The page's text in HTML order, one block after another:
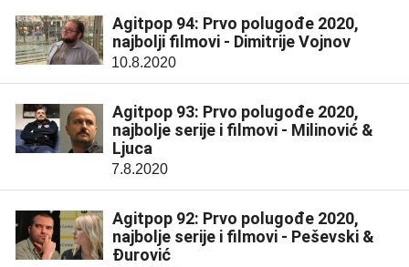
Agitpop 94: Prvo polugođe 2020,
najbolji filmovi - Dimitrije Vojnov
10.8.2020
Agitpop 93: Prvo polugođe 2020,
najbolje serije i filmovi - Milinović &
Ljuca
7.8.2020
Agitpop 92: Prvo polugođe 2020,
najbolje serije i filmovi - Peševski &
Đurović